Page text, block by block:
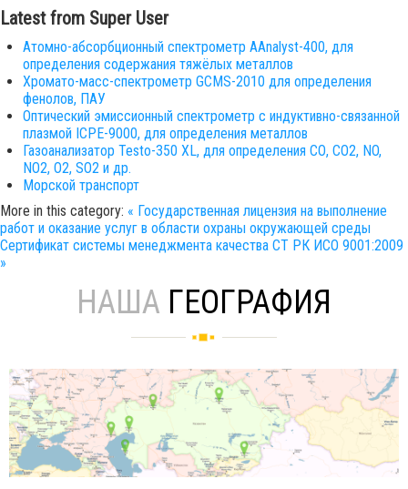
Latest from Super User
Атомно-абсорбционный спектрометр AAnalyst-400, для
определения содержания тяжёлых металлов
Хромато-масс-спектрометр GCMS-2010 для определения
фенолов, ПАУ
Оптический эмиссионный спектрометр с индуктивно-связанной
плазмой ICPE-9000, для определения металлов
Газоанализатор Testo-350 XL, для определения СО, СО2, NO,
NO2, O2, SO2 и др.
Морской транспорт
More in this category: « Государственная лицензия на выполнение
работ и оказание услуг в области охраны окружающей среды
Сертификат системы менеджмента качества СТ РК ИСО 9001:2009
»
НАША ГЕОГРАФИЯ